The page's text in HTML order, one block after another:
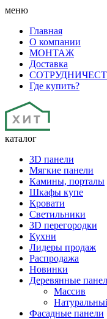
меню
Главная
О компании
МОНТАЖ
Доставка
Где купить?
каталог
3D панели
Мягкие панели
Камины, порталы
Шкафы купе
Кровати
Светильники
3D перегородки
Кухни
Лидеры продаж
Распродажа
Новинки
Деревянные
Массив
Фасадные панели